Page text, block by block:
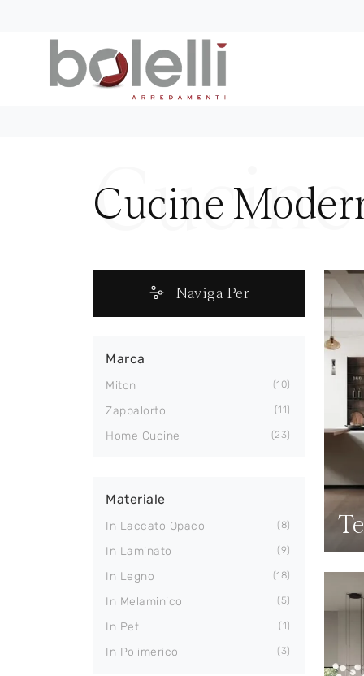
Cucine
Naviga Per
Marca
Miton 10
Zappalorto 11
Home Cucine 23
Materiale
In Laccato Opaco 8
In Laminato 9
In Legno 18
In Melaminico 5
In Pet 1
In Polimerico 3